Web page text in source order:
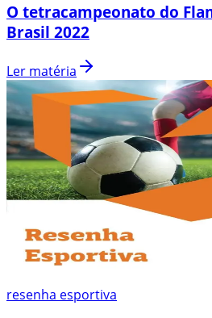
O tetracampeonato do
Brasil 2022
Ler matéria
resenha esportiva